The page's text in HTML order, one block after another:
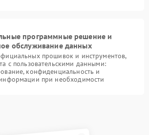
программные решение и
обслуживание данных
прошивок и инструментов,
с пользовательскими данными:
конфиденциальность и
при необходимости